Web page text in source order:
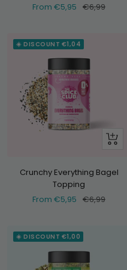
Selling
From €5,95 Normal
€6,99
☀️ DISCOUNT €1,04
Look
Crunchy Everything Bagel
Topping
Selling
From €5,95 Normal
€6,99
☀️ DISCOUNT €1,00